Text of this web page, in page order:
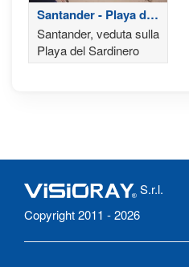
Santander - Playa del
Sardinero
Santander, veduta sulla
Playa del Sardinero
S.r.l.
Copyright 2011 - 2026